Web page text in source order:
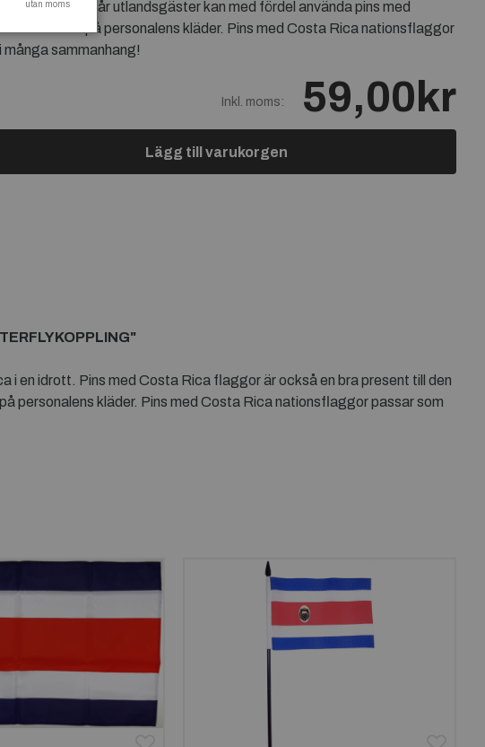
Företag som får utlandsgäster kan med fördel använda pins med
Costa Rica på personalens kläder. Pins med Costa Rica nationsflaggor
sammanhang!
Inkl. moms: 59,00kr
Lägg till varukorgen
i en idrott. Pins med Costa Rica flaggor är också en bra present till den
personalens kläder. Pins med Costa Rica nationsflaggor passar som
utan moms